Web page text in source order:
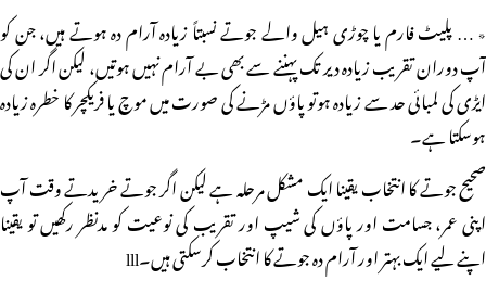
٭ … پلیٹ فارم یا چوڑی ہیل والے جوتے نسبتاً زیادہ آرام دہ ہوتے ہیں، جن کو
آپ دوران تقریب زیادہ دیر تک پہننے سے بھی بے آرام نہیں ہوتیں، لیکن اگر ان کی
ایڑی کی لمبائی حد سے زیادہ ہوتو پاؤں مڑنے کی صورت میں موچ یا فریکچر کا خطرہ زیادہ
ہوسکتا ہے۔
صحیح جوتے کا انتخاب یقینا ایک مشکل مرحلہ ہے لیکن اگر جوتے خریدتے وقت آپ
اپنی عمر، جسامت اور پاؤں کی شیپ اور تقریب کی نوعیت کو مدنظر رکھیں تو یقینا
اپنے لیے ایک بہتر اور آرام دہ جوتے کا انتخاب کرسکتی ہیں۔lll